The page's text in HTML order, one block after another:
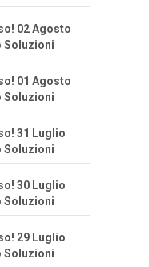
02 Agosto
Soluzioni
01 Agosto
Soluzioni
31 Luglio
Soluzioni
30 Luglio
Soluzioni
29 Luglio
Soluzioni